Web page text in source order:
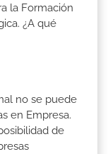
la Formación
¿A qué
no se puede
en Empresa.
de